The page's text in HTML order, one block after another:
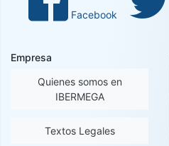
Facebook
Empresa
Quienes somos en
IBERMEGA
Textos Legales